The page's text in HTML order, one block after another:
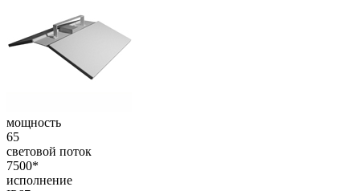
мощность
65
световой поток
7500*
исполнение